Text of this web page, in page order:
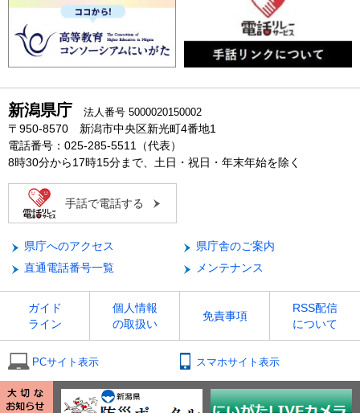
新潟県庁 法人番号 5000020150002
〒950-8570 新潟市中央区新光町4番地1
電話番号：025-285-5511（代表）
8時30分から17時15分まで、土日・祝日・年末年始を除く
手話で電話する
県庁へのアクセス
県庁舎のご案内
直通電話番号一覧
メンテナンス
ガイド
ライン
個人情報
の取扱い
免責事項
RSS配信
について
PCサイト表示 スマホサイト表示